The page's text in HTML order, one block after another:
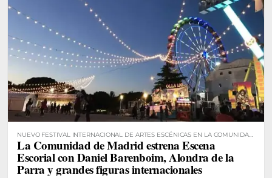
NUEVO FESTIVAL INTERNACIONAL DE ARTES ESCÉNICAS EN LA COMUNIDAD
DE MADRID
La Comunidad de Madrid estrena Escena
Escorial con Daniel Barenboim, Alondra de la
Parra y grandes figuras internacionales